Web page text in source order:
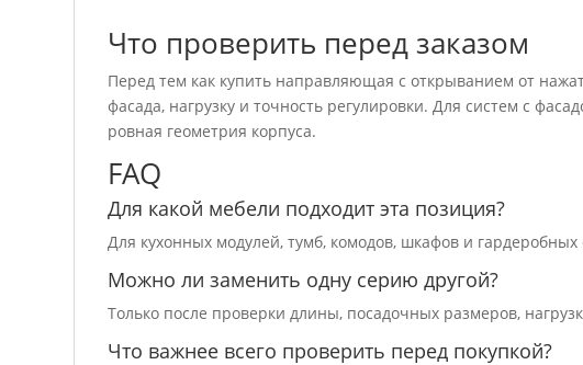
Что проверить перед заказом
Перед тем как купить направляющая с открыванием от
фасада, нагрузку и точность регулировки. Для систем с
ровная геометрия корпуса.
FAQ
Для какой мебели подходит эта позиция?
Для кухонных модулей, тумб, комодов, шкафов и
Можно ли заменить одну серию другой?
Только после проверки длины, посадочных размеров,
Что важнее всего проверить перед покупкой?